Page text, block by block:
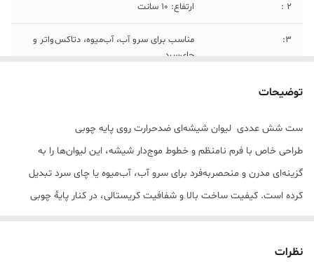
۲ : ارتفاع: ۱۰ سانت
۳:
مناسب برای سرو آب، آب‌میوه، دتاکس واتر و
چای سرد
۴:
توضیحات
ست شش عددی لیوان شیشه‌ای ضدحرارت روی پایه چوبی
طراحی خاص با فرم نامنظم و خطوط موج‌دار شیشه، این لیوان‌ها را به
گزینه‌ای مدرن و منحصربه‌فرد برای سرو آب، آب‌میوه یا چای سرد تبدیل
کرده است. کیفیت ساخت بالا و شفافیت کریستالی، در کنار پایهٔ چوبی
نظرات